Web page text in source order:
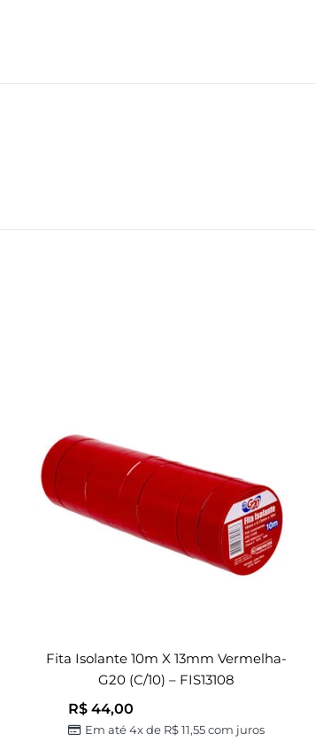
Fita Isolante 10m X 13mm Vermelha-
G20 (c/10) – FIS13108
R$ 44,00
Em até 4x de R$11,55com juros